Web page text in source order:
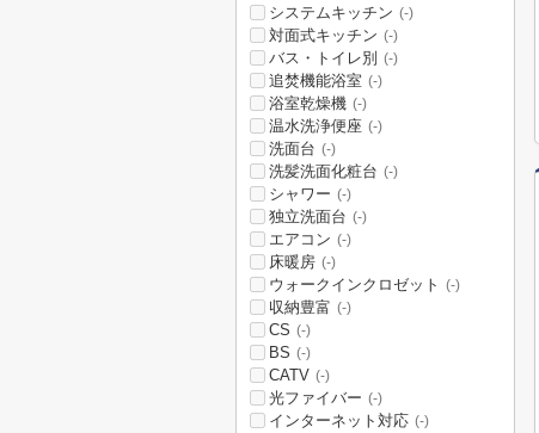
システムキッチン (-)
対面式キッチン (-)
バス・トイレ別 (-)
追焚機能浴室 (-)
浴室乾燥機 (-)
温水洗浄便座 (-)
洗面台 (-)
洗髪洗面化粧台 (-)
シャワー (-)
独立洗面台 (-)
エアコン (-)
床暖房 (-)
ウォークインクロゼット (-)
収納豊富 (-)
CS (-)
BS (-)
CATV (-)
光ファイバー (-)
インターネット対応 (-)